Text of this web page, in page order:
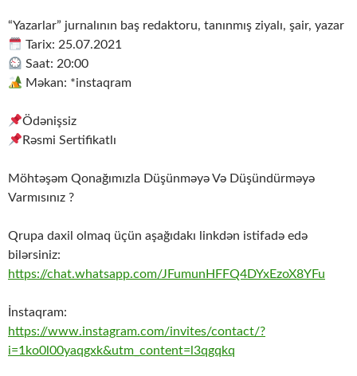
“Yazarlar” jurnalının baş redaktoru, tanınmış ziyalı, şair, yazar
Tarix: 25.07.2021
Saat: 20:00
Məkan: *instaqram
Ödənişsiz
Rəsmi Sertifikatlı
Möhtəşəm Qonağımızla Düşünməyə Və Düşündürməyə
Varmısınız ?
Qrupa daxil olmaq üçün aşağıdakı linkdən istifadə edə
bilərsiniz:
https://chat.whatsapp.com/JFumunHFFQ4DYxEzoX8YFu
İnstaqram:
https://www.instagram.com/invites/contact/?
i=1ko0l00yaqgxk&utm_content=l3qgqkq